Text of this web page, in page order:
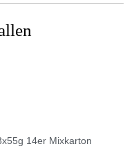
14er Mixkarton